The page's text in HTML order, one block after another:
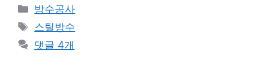
카
테
리
방수공사
태
그
스틸방수
댓글 4개